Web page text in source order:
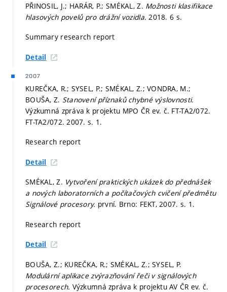
PŘINOSIL, J.; HARÁR, P.; SMÉKAL, Z. Možnosti klasifikace
hlasových povelů pro drážní vozidla. 2018. 6 s.
Summary research report
Detail
2007
KUREČKA, R.; SYSEL, P.; SMÉKAL, Z.; VONDRA, M.;
BOUŠA, Z. Stanovení příznaků chybné výslovnosti.
Výzkumná zpráva k projektu MPO ČR ev. č. FT-TA2/072.
FT-TA2/072. 2007.s. 1.
Research report
Detail
SMÉKAL, Z. Vytvoření praktických ukázek do přednášek
a nových laboratorních a počítačových cvičení předmětu
Signálové procesory. první. Brno: FEKT, 2007. s. 1.
Research report
Detail
BOUŠA, Z.; KUREČKA, R.; SMÉKAL, Z.; SYSEL, P.
Modulární aplikace zvýrazňování řeči v signálových
procesorech. Výzkumná zpráva k projektu AV ČR ev. č.